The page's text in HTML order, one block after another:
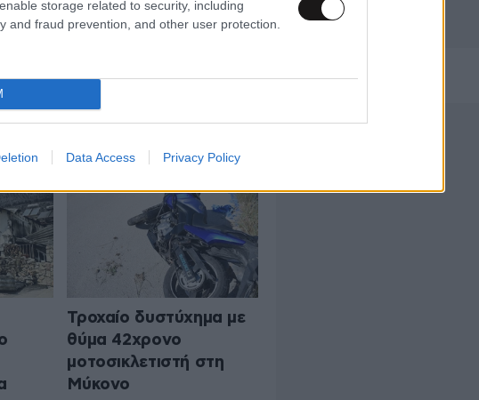
storage related to security, including
and fraud prevention, and other user protection.
Data Access Privacy Policy
ΟΛΑ ΤΑ ΑΡΘΡΑ
Τροχαίο δυστύχημα με
θύμα 42χρονο
μοτοσικλετιστή στη
Μύκονο